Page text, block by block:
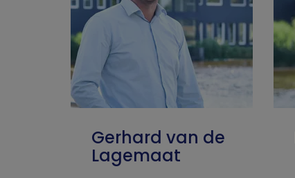
Gerhard van de
Lagemaat